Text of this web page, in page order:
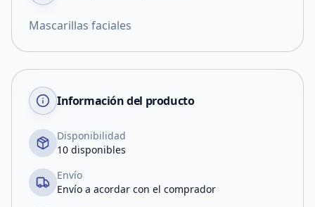
Mascarillas faciales
Información del producto
Disponibilidad
10 disponibles
Envío
Envío a acordar con el comprador